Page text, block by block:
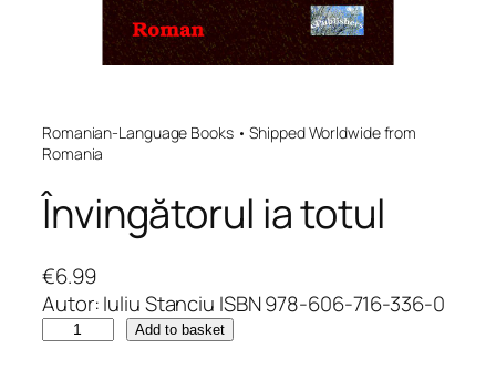
Romanian-Language Books • Shipped Worldwide from
Romania
Învingătorul ia totul
€6.99
Autor: Iuliu Stanciu ISBN 978-606-716-336-0
Add to basket